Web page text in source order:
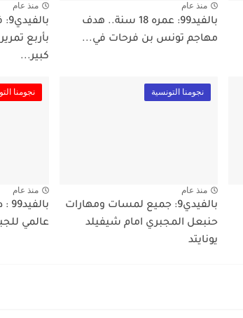
منذ عام
بالفيد99: عمره 18 سنة.. هدف
مهاجم تونس بن فرحات في...
منذ عام
بأربع
كبير...
نجومنا التونسية
منذ عام
بالفيدي9: جميع لمسات ومهارات
حنبعل المجبري امام شيفيلد
يونايتد
نجومنا
منذ عام
عالمي